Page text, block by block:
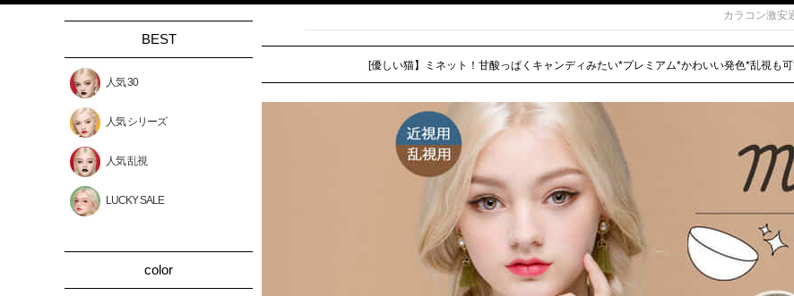
BEST
人気 30
人気 シリーズ
人気 乱視
LUCKY SALE
color
カラコン激安
[優しい猫】ミネット！甘酸っぱくキャンディみたい*プレミアム*かわいい発色*乱視も